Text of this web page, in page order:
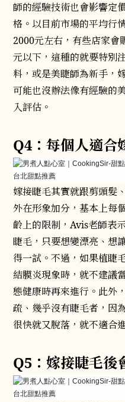
師的經驗技術也會影響定
格。以目前市場的平均行
2000元左右，有些店家會
元以下，這種的就要特別
料，或是美睫師為新手，
可能也沒辦法像有經驗的
入評估。
Q4：每個人適合
嫁接睫毛其實就跟剪頭髮
外在形象加分，基本上每
齡上的限制，Avis老師表
睫毛，只要想變漂亮、想
得一試。不過，如果植睫
結膜炎現象時，就不建議
態健康時再來進行。此外
疏、幾乎沒有睫毛者，因
很快就又脫落，就不適合
Q5：嫁接睫毛後